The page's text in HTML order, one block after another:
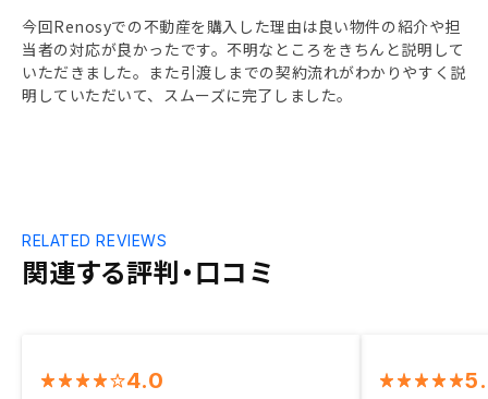
今回Renosyでの不動産を購入した理由は良い物件の紹介や担
当者の対応が良かったです。不明なところをきちんと説明して
いただきました。また引渡しまでの契約流れがわかりやすく説
明していただいて、スムーズに完了しました。
関連する評判・口コミ
RELATED REVIEWS
4.0